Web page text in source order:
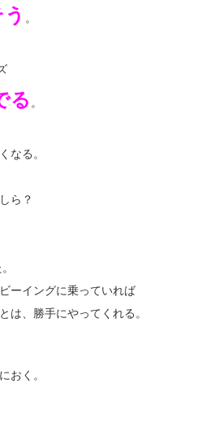
。
る 。
なる。
ら？
ーイングに乗っていれば
は、勝手にやってくれる。
おく。